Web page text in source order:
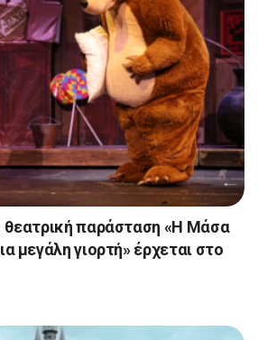
θεατρική παράσταση «Η Μάσα
μεγάλη γιορτή» έρχεται στο